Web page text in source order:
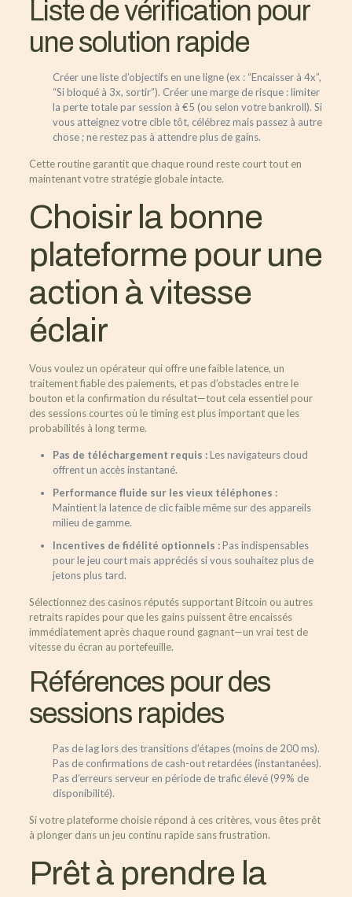
Liste de vérification pour
une solution rapide
Créer une liste d’objectifs en une ligne (ex : “Encaisser à 4x”,
“Si bloqué à 3x, sortir”). Créer une marge de risque : limiter
la perte totale par session à €5 (ou selon votre bankroll). Si
vous atteignez votre cible tôt, célébrez mais passez à autre
chose ; ne restez pas à attendre plus de gains.
Cette routine garantit que chaque round reste court tout en
maintenant votre stratégie globale intacte.
Choisir la bonne
plateforme pour une
action à vitesse
éclair
Vous voulez un opérateur qui offre une faible latence, un
traitement fiable des paiements, et pas d’obstacles entre le
bouton et la confirmation du résultat—tout cela essentiel pour
des sessions courtes où le timing est plus important que les
probabilités à long terme.
Pas de téléchargement requis :Les navigateurs cloud
offrent un accès instantané.
Performance fluide sur les vieux téléphones :
Maintient la latence de clic faible même sur des appareils
milieu de gamme.
Incentives de fidélité optionnels :Pas indispensables
pour le jeu court mais appréciés si vous souhaitez plus de
jetons plus tard.
Sélectionnez des casinos réputés supportant Bitcoin ou autres
retraits rapides pour que les gains puissent être encaissés
immédiatement après chaque round gagnant—un vrai test de
vitesse du écran au portefeuille.
Références pour des
sessions rapides
Pas de lag lors des transitions d’étapes (moins de 200 ms).
Pas de confirmations de cash-out retardées (instantanées).
Pas d’erreurs serveur en période de trafic élevé (99% de
disponibilité).
Si votre plateforme choisie répond à ces critères, vous êtes prêt
à plonger dans un jeu continu rapide sans frustration.
Prêt à prendre la